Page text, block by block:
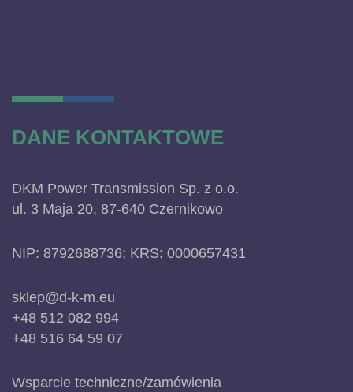
DANE KONTAKTOWE
DKM Power Transmission Sp. z o.o.
ul. 3 Maja 20, 87-640 Czernikowo
NIP: 8792688736; KRS: 0000657431
sklep@d-k-m.eu
+48 512 082 994
+48 516 64 59 07
Wsparcie techniczne/zamówienia